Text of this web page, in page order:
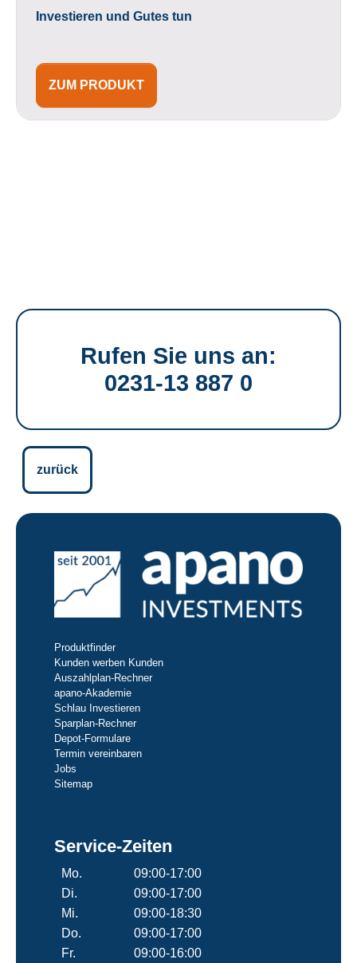
Investieren und Gutes tun
ZUM PRODUKT
Rufen Sie uns an:
0231-13 887 0
zurück
Produktfinder
Kunden werben Kunden
Auszahlplan-Rechner
apano-Akademie
Schlau Investieren
Sparplan-Rechner
Depot-Formulare
Termin vereinbaren
Jobs
Sitemap
Service-Zeiten
Mo.
09:00-17:00
Di.
09:00-17:00
Mi.
09:00-18:30
Do.
09:00-17:00
Fr.
09:00-16:00